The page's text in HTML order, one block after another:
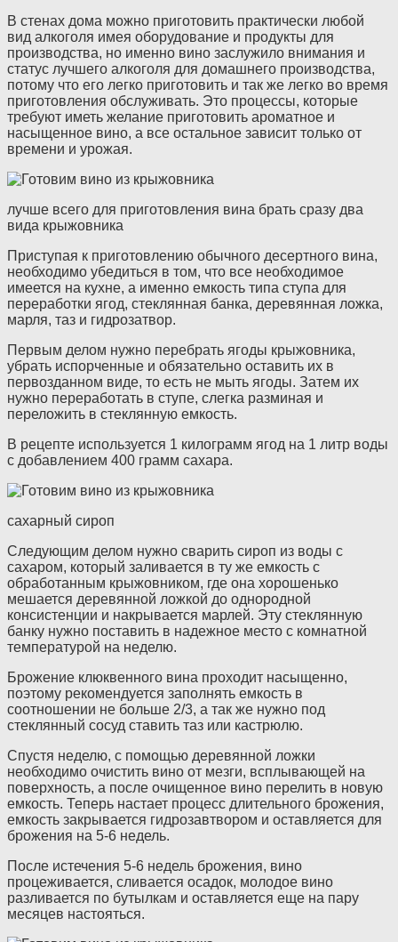
В стенах дома можно приготовить практически любой
вид алкоголя имея оборудование и продукты для
производства, но именно вино заслужило внимания и
статус лучшего алкоголя для домашнего производства,
потому что его легко приготовить и так же легко во время
приготовления обслуживать. Это процессы, которые
требуют иметь желание приготовить ароматное и
насыщенное вино, а все остальное зависит только от
времени и урожая.
лучше всего для приготовления вина брать сразу два
вида крыжовника
Приступая к приготовлению обычного десертного вина,
необходимо убедиться в том, что все необходимое
имеется на кухне, а именно емкость типа ступа для
переработки ягод, стеклянная банка, деревянная ложка,
марля, таз и гидрозатвор.
Первым делом нужно перебрать ягоды крыжовника,
убрать испорченные и обязательно оставить их в
первозданном виде, то есть не мыть ягоды. Затем их
нужно переработать в ступе, слегка разминая и
переложить в стеклянную емкость.
В рецепте используется 1 килограмм ягод на 1 литр воды
с добавлением 400 грамм сахара.
сахарный сироп
Следующим делом нужно сварить сироп из воды с
сахаром, который заливается в ту же емкость с
обработанным крыжовником, где она хорошенько
мешается деревянной ложкой до однородной
консистенции и накрывается марлей. Эту стеклянную
банку нужно поставить в надежное место с комнатной
температурой на неделю.
Брожение клюквенного вина проходит насыщенно,
поэтому рекомендуется заполнять емкость в
соотношении не больше 2/3, а так же нужно под
стеклянный сосуд ставить таз или кастрюлю.
Спустя неделю, с помощью деревянной ложки
необходимо очистить вино от мезги, всплывающей на
поверхность, а после очищенное вино перелить в новую
емкость. Теперь настает процесс длительного брожения,
емкость закрывается гидрозавтвором и оставляется для
брожения на 5-6 недель.
После истечения 5-6 недель брожения, вино
процеживается, сливается осадок, молодое вино
разливается по бутылкам и оставляется еще на пару
месяцев настояться.